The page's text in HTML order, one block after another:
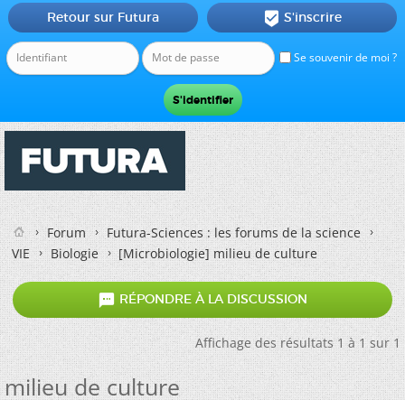
Se souvenir de moi ?
Retour sur Futura  S'inscrire
Forum
Futura-Sciences : les forums de la science
VIE
Biologie [Microbiologie]milieu de culture
 RÉPONDRE À LA DISCUSSION
Affichage des résultats 1 à 1 sur 1
milieu de culture